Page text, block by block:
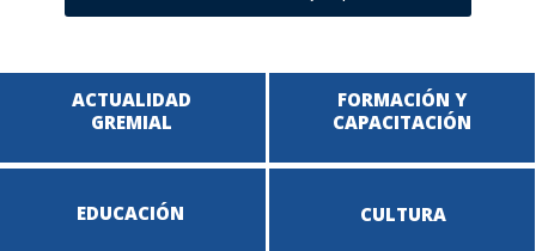
ACTUALIDAD
GREMIAL
EDUCACIÓN CULTURA
FORMACIÓN Y
CAPACITACIÓN